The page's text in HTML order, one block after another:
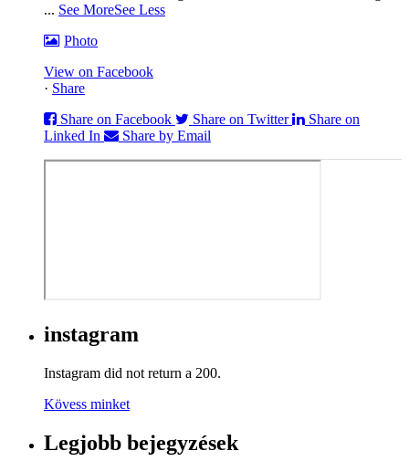
... See MoreSee Less
Photo
View on Facebook
· Share
Share on Facebook
Share on Twitter
Share on
Linked In
Share by Email
instagram
Instagram did not return a 200.
Kövess minket
Legjobb bejegyzések